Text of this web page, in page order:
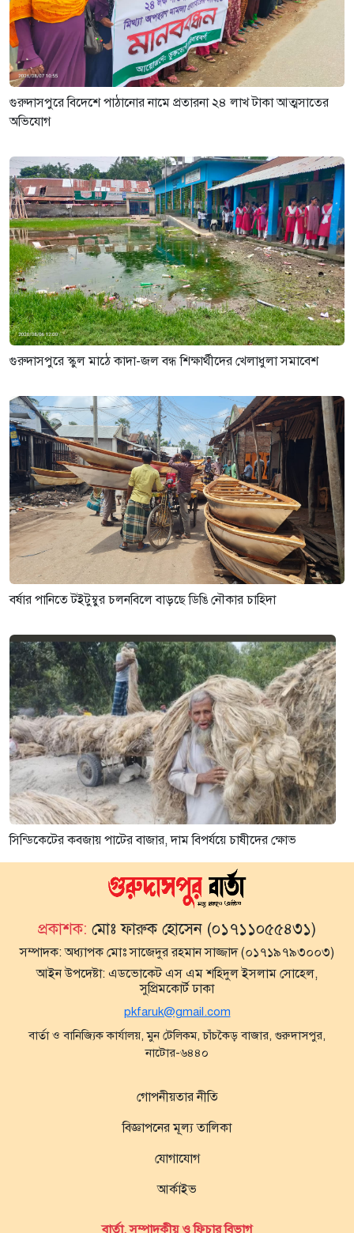
গুরুদাসপুরে বিদেশে পাঠানোর নামে প্রতারনা ২৪ লাখ টাকা আত্মসাতের
অভিযোগ
গুরুদাসপুরে স্কুল মাঠে কাদা-জল বন্ধ শিক্ষার্থীদের খেলাধুলা সমাবেশ
বর্ষার পানিতে টইটুম্বুর চলনবিলে বাড়ছে ডিঙি নৌকার চাহিদা
সিন্ডিকেটের কবজায় পাটের বাজার, দাম বিপর্যয়ে চাষীদের ক্ষোভ
প্রকাশক: মোঃ ফারুক হোসেন (০১৭১১০৫৫৪৩১)
সম্পাদক:অধ্যাপক মোঃ সাজেদুর রহমান সাজ্জাদ (০১৭১৯৭৯৩০০৩)
আইন উপদেষ্টা: এডভোকেট এস এম শহিদুল ইসলাম সোহেল,
সুপ্রিমকোর্ট ঢাকা
pkfaruk@gmail.com
বার্তা ও বানিজ্যিক কার্যালয়, মুন টেলিকম, চাঁচকৈড় বাজার, গুরুদাসপুর,
নাটোর-৬৪৪০
গোপনীয়তার নীতি
বিজ্ঞাপনের মূল্য তালিকা
যোগাযোগ
আর্কাইভ
বার্তা, সম্পাদকীয় ও ফিচার বিভাগ